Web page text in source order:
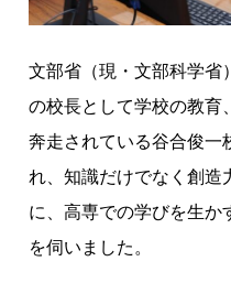
装
育
」
「
自
な
文部省（現・文部科学省
の校長として学校の教育
奔走されている谷合俊一
れ、知識だけでなく創造
に、高専での学びを生か
を伺いました。